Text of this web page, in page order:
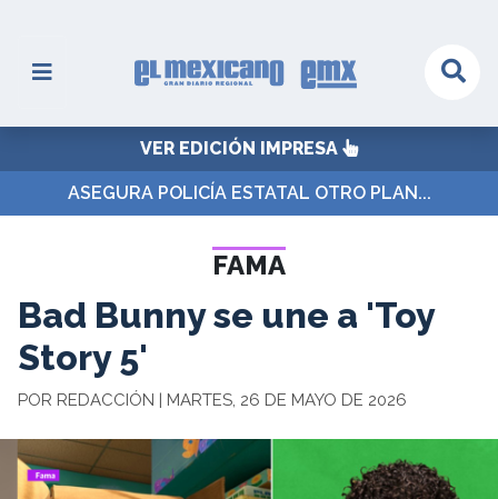
VER EDICIÓN IMPRESA
ASEGURA POLICÍA ESTATAL OTRO PLAN...
FAMA
Bad Bunny se une a 'Toy
Story 5'
POR REDACCIÓN | MARTES, 26 DE MAYO DE 2026